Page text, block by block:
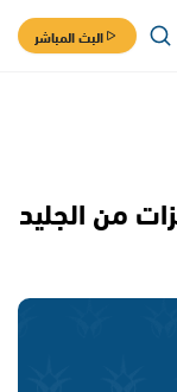
البث المباشر
من الجليد